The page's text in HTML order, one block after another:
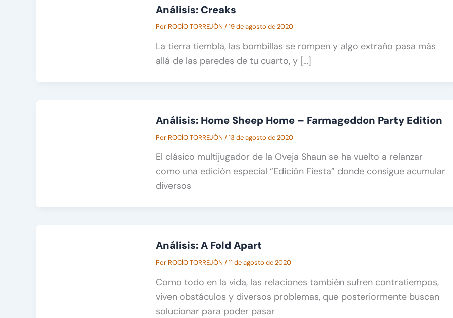
Análisis: Creaks
Por ROCÍO TORREJÓN /19 de agosto de 2020
La tierra tiembla, las bombillas se rompen y algo extraño pasa más
allá de las paredes de tu cuarto, y […]
Análisis: Home Sheep Home – Farmageddon Party Edition
Por ROCÍO TORREJÓN /13 de agosto de 2020
El clásico multijugador de la Oveja Shaun se ha vuelto a relanzar
como una edición especial “Edición Fiesta” donde consigue acumular
diversos
Análisis: A Fold Apart
Por ROCÍO TORREJÓN /11 de agosto de 2020
Como todo en la vida, las relaciones también sufren contratiempos,
viven obstáculos y diversos problemas, que posteriormente buscan
solucionar para poder pasar